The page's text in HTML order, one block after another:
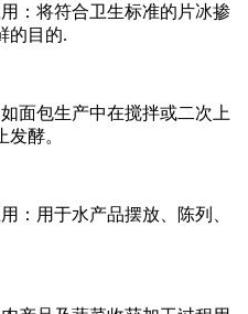
将符合卫生标准的片冰掺
的目的.
包生产中在搅拌或二次上
酵。
用于水产品摆放、陈列、